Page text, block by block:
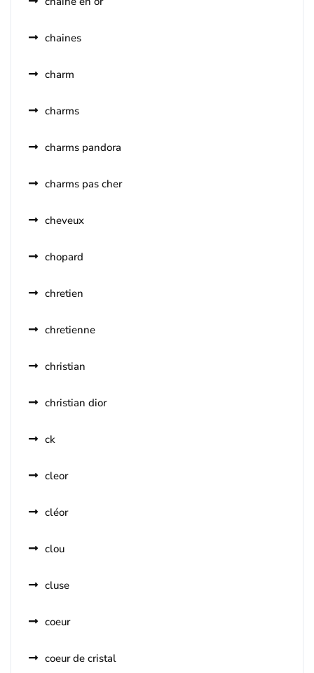
chaines
charm
charms
charms pandora
charms pas cher
cheveux
chopard
chretien
chretienne
christian
christian dior
ck
cleor
cléor
clou
cluse
coeur
coeur de cristal